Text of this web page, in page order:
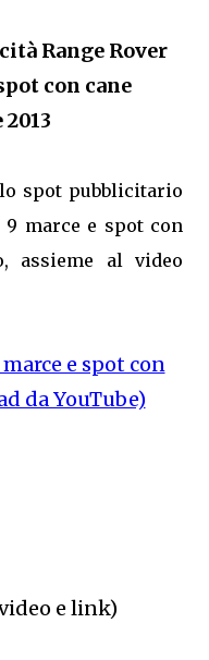
Range Rover
con cane
spot pubblicitario
9 marce e spot con
assieme al video
e spot con
da YouTube)
e link)